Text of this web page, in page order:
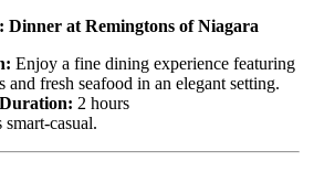
Dinner at Remingtons of Niagara
Enjoy a fine dining experience featuring
and fresh seafood in an elegant setting.
2 hours
smart-casual.